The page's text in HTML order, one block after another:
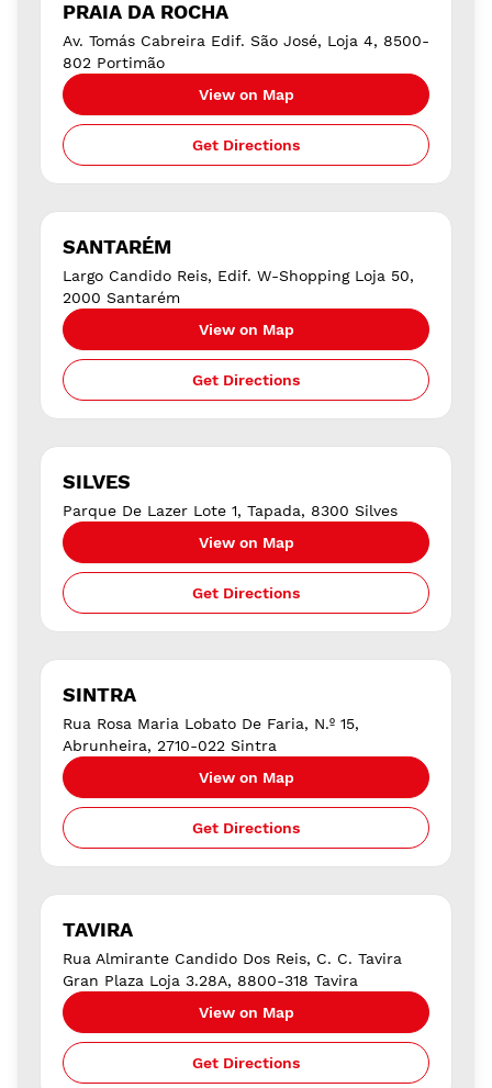
PRAIA DA ROCHA
Av. Tomás Cabreira Edif. São José, Loja 4, 8500-
802 Portimão
View on Map
Get Directions
SANTARÉM
Largo Candido Reis, Edif. W-Shopping Loja 50,
2000 Santarém
View on Map
Get Directions
SILVES
Parque De Lazer Lote 1, Tapada, 8300 Silves
View on Map
Get Directions
SINTRA
Rua Rosa Maria Lobato De Faria, N.º 15,
Abrunheira, 2710-022 Sintra
View on Map
Get Directions
TAVIRA
Rua Almirante Candido Dos Reis, C. C. Tavira
Gran Plaza Loja 3.28A, 8800-318 Tavira
View on Map
Get Directions